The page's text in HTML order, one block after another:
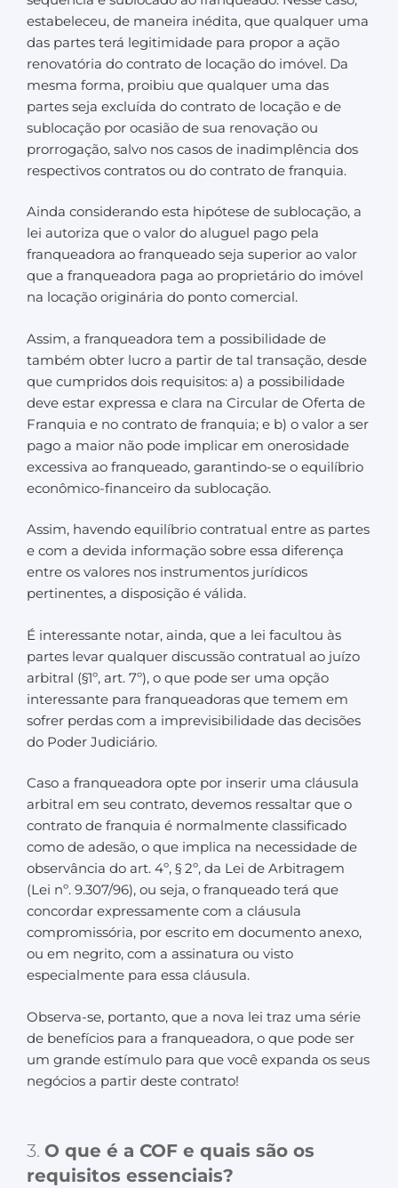
estabeleceu, de maneira inédita, que qualquer uma
das partes terá legitimidade para propor a ação
renovatória do contrato de locação do imóvel. Da
mesma forma, proibiu que qualquer uma das
partes seja excluída do contrato de locação e de
sublocação por ocasião de sua renovação ou
prorrogação, salvo nos casos de inadimplência dos
respectivos contratos ou do contrato de franquia.
Ainda considerando esta hipótese de sublocação, a
lei autoriza que o valor do aluguel pago pela
franqueadora ao franqueado seja superior ao valor
que a franqueadora paga ao proprietário do imóvel
na locação originária do ponto comercial.
Assim, a franqueadora tem a possibilidade de
também obter lucro a partir de tal transação, desde
que cumpridos dois requisitos: a) a possibilidade
deve estar expressa e clara na Circular de Oferta de
Franquia e no contrato de franquia; e b) o valor a ser
pago a maior não pode implicar em onerosidade
excessiva ao franqueado, garantindo-se o equilíbrio
econômico-financeiro da sublocação.
Assim, havendo equilíbrio contratual entre as partes
e com a devida informação sobre essa diferença
entre os valores nos instrumentos jurídicos
pertinentes, a disposição é válida.
É interessante notar, ainda, que a lei facultou às
partes levar qualquer discussão contratual ao juízo
arbitral (§1º, art. 7º), o que pode ser uma opção
interessante para franqueadoras que temem em
sofrer perdas com a imprevisibilidade das decisões
do Poder Judiciário.
Caso a franqueadora opte por inserir uma cláusula
arbitral em seu contrato, devemos ressaltar que o
contrato de franquia é normalmente classificado
como de adesão, o que implica na necessidade de
observância do art. 4º, § 2º, da Lei de Arbitragem
(Lei nº. 9.307/96), ou seja, o franqueado terá que
concordar expressamente com a cláusula
compromissória, por escrito em documento anexo,
ou em negrito, com a assinatura ou visto
especialmente para essa cláusula.
Observa-se, portanto, que a nova lei traz uma série
de benefícios para a franqueadora, o que pode ser
um grande estímulo para que você expanda os seus
negócios a partir deste contrato!
3. O que é a COF e quais são os
requisitos essenciais?